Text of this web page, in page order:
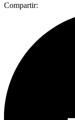
Compartir: